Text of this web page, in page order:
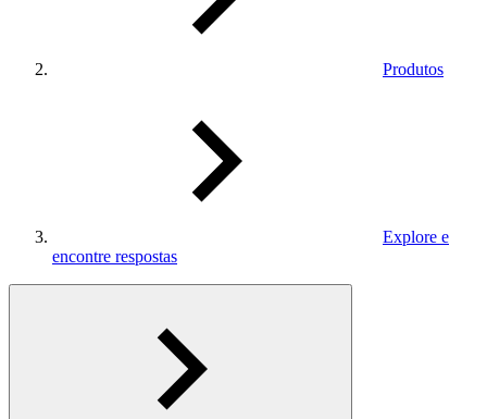
Produtos
Explore e
encontre respostas